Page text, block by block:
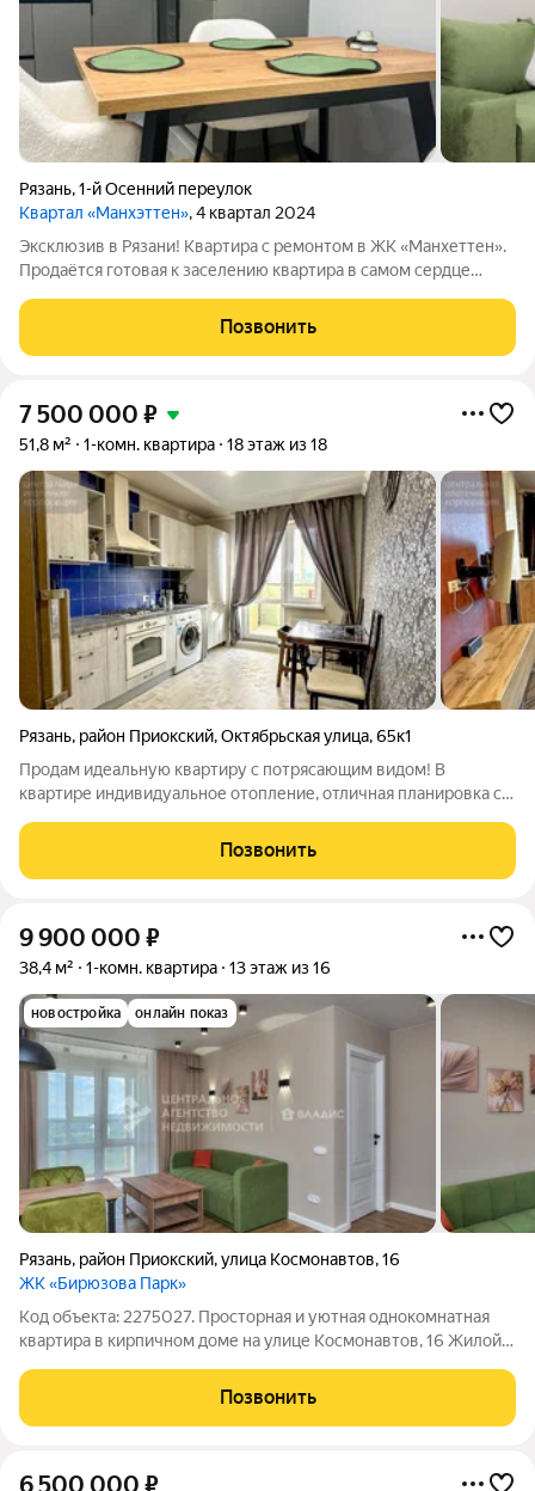
Рязань,1-й Осенний переулок
Квартал «Манхэттен», 4 квартал 2024
Эксклюзив в Рязани! Квартира с ремонтом в ЖК «Манхеттен».
Продаётся готовая к заселению квартира в самом сердце
аналогов которому нет. Ключевые преимущества:Статус и
локация: ЖК «Манхеттен»
Позвонить
7 500 000 ₽
51,8 м² 1-комн. квартира 18 этаж из 18
Рязань, район Приокский,Октябрьская улица,65к1
Продам идеальную квартиру с потрясающим видом! В
квартире индивидуальное отопление, отличная планировка с
м, функциональной гардеробной и большим с/у В квартире все
в отличном состоянии.
Позвонить
9 900 000 ₽
38,4 м² 1-комн. квартира 13 этаж из 16
новостройка онлайн показ
Рязань, район Приокский,улица Космонавтов,16
ЖК «Бирюзова Парк»
Код объекта: 2275027. Просторная и уютная однокомнатная
квартира в кирпичном доме на улице Космонавтов, 16 Жилой
техника. Квартира расположена на 13 этаже 16-этажного дома,
построенного в 2025 году.
Позвонить
6 500 000 ₽